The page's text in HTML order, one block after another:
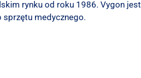
rynku od roku 1986. Vygon jest
medycznego.